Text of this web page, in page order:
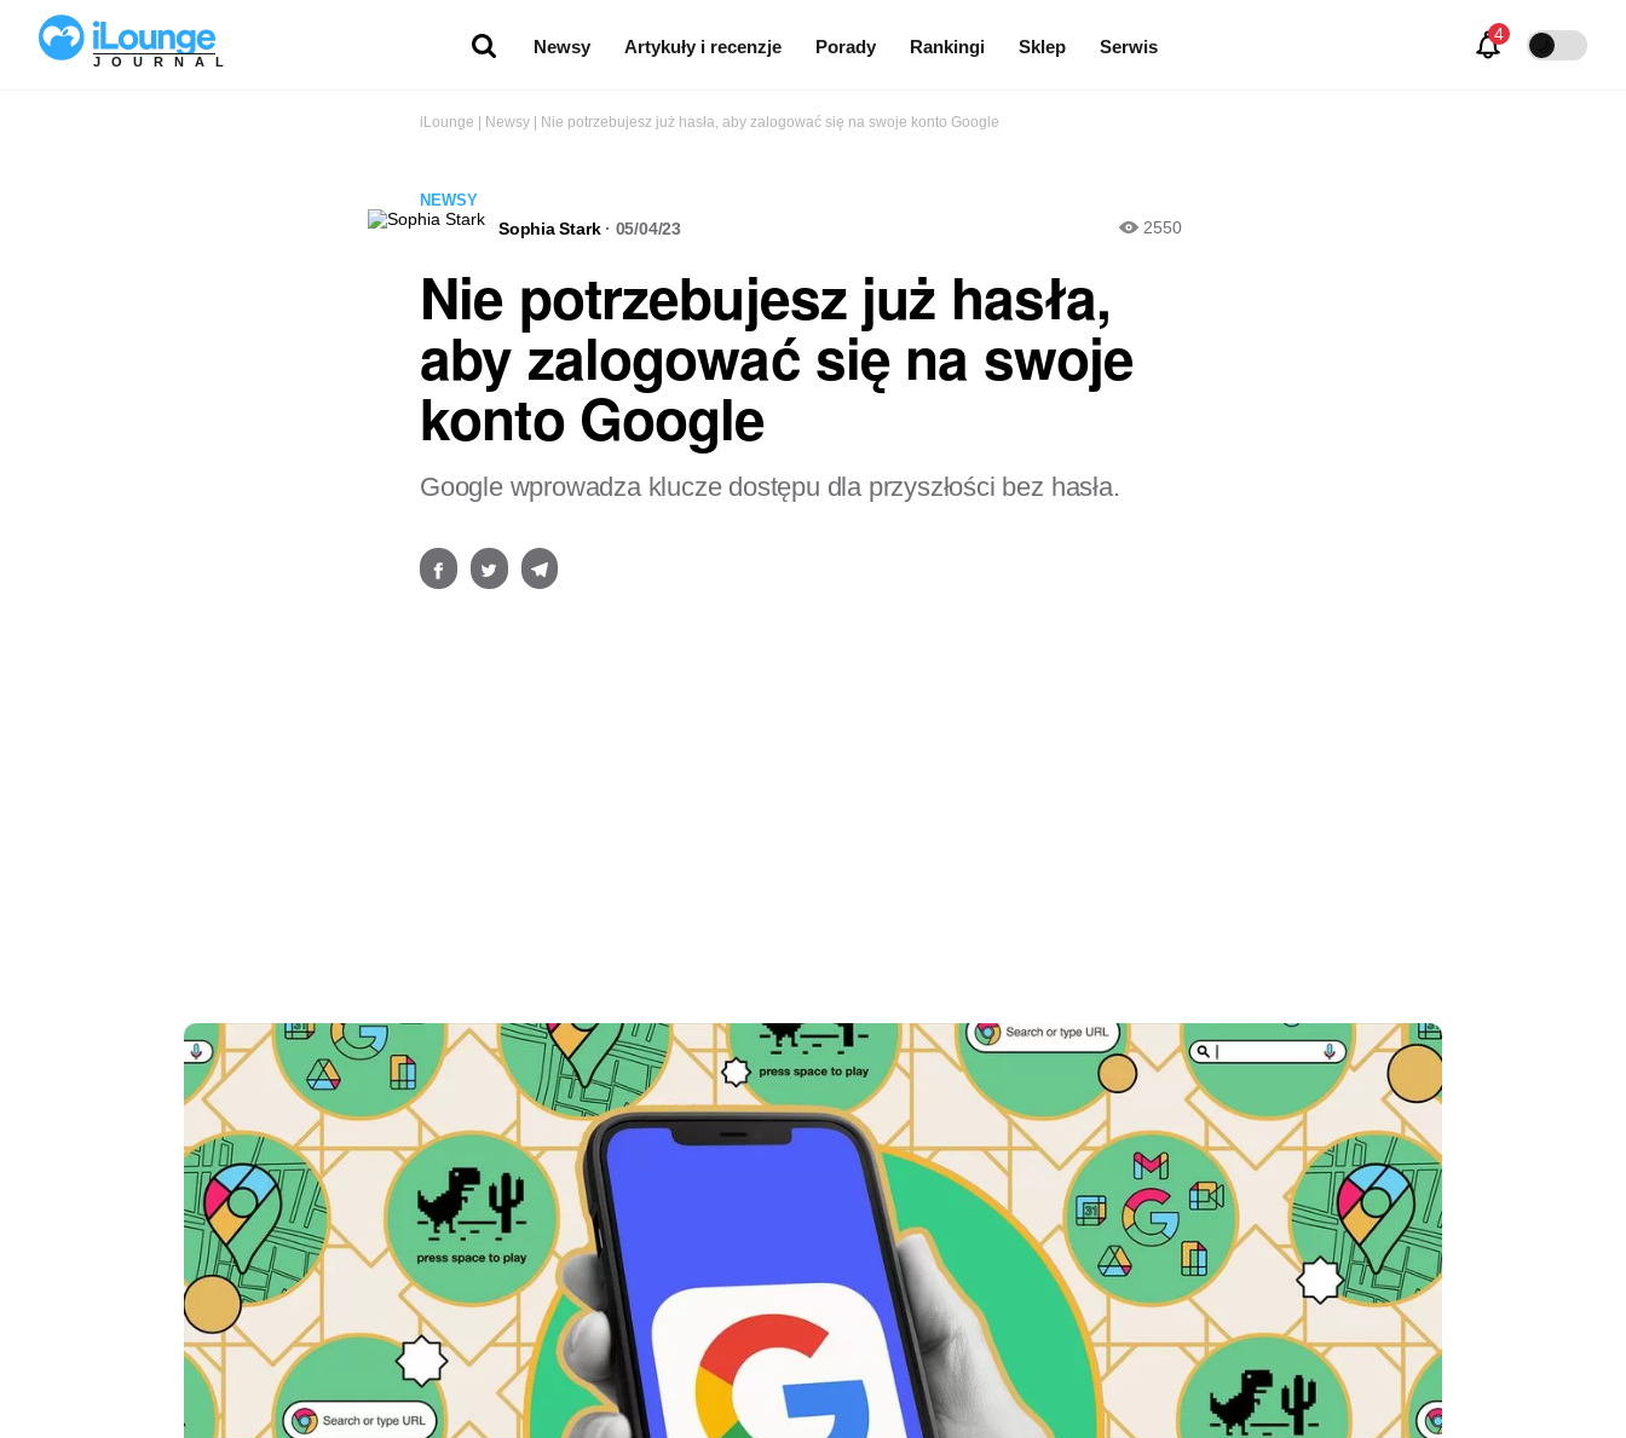
JOURNAL
Newsy Artykuły i recenzje Porady Rankingi Sklep Serwis
iLounge Newsy Nie potrzebujesz już hasła, aby zalogować się na swoje konto Google
NEWSY
2550
Sophia Stark· 05/04/23
Nie potrzebujesz już hasła,
aby zalogować się na swoje
konto Google
Google wprowadza klucze dostępu dla przyszłości bez hasła.